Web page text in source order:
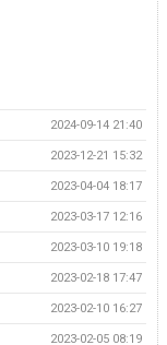
2024-09-14 21:40
2023-12-21 15:32
2023-04-04 18:17
2023-03-17 12:16
2023-03-10 19:18
2023-02-18 17:47
2023-02-10 16:27
2023-02-05 08:19